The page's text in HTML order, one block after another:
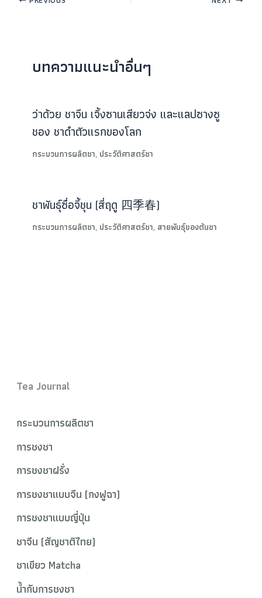
Tea Journal
กระบวนการผลิตชา
การชงชา
การชงชาฝรั่ง
การชงชาแบบจีน (กงฟูฉา)
การชงชาแบบญี่ปุ่น
ชาจีน (สัญชาติไทย)
ชาเขียว Matcha
น้ำกับการชงชา
บทความแนะนำอื่นๆ
ว่าด้วย ชาจีน เจิ้งซานเสียวจ่ง และแลปซางซู
ชอง ชาดำตัวแรกของโลก
กระบวนการผลิตชา, ประวัติศาสตร์ชา
ชาพันธุ์ซื่อจี้ชุน (สี่ฤดู 四季春)
กระบวนการผลิตชา, ประวัติศาสตร์ชา, สายพันธุ์ของต้นชา